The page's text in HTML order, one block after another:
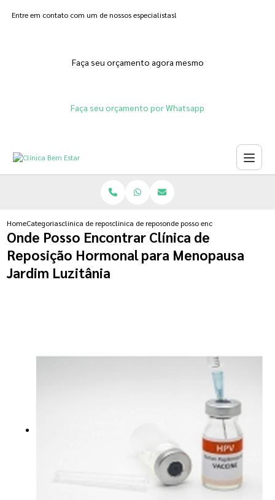
Entre em contato com um de nossos especialistas!
Faça seu orçamento agora mesmo
Faça seu orçamento por Whatsapp
HomeCategoriasclinica de reposicao hormonalclinica de reposicao hormonal que emagrece
onde posso encontrar clinica de
Onde Posso Encontrar Clínica de
Reposição Hormonal para Menopausa
Jardim Luzitânia